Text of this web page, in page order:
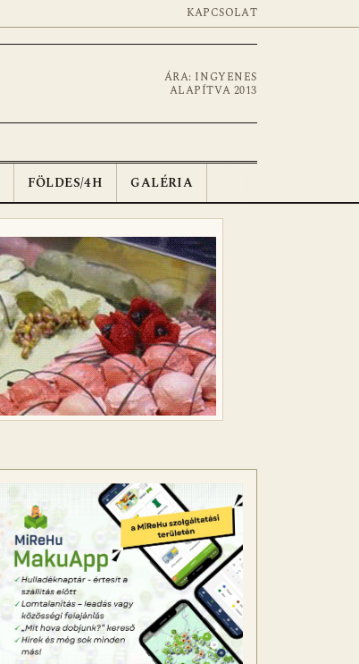
KAPCSOLAT
ÁRA: INGYENES
ALAPÍTVA 2013
FÖLDES/4H GALÉRIA